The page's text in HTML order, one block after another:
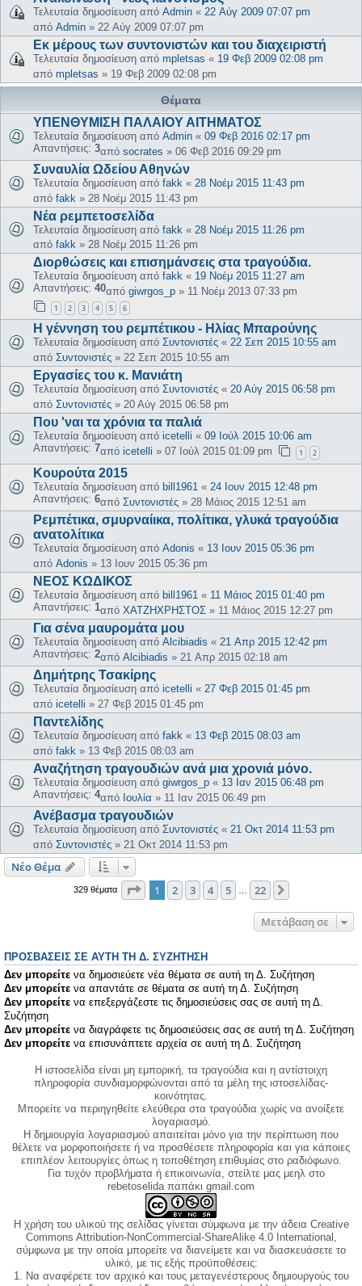
Τελευταία δημοσίευση από Admin « 22 Αύγ 2009 07:07 pm
από Admin » 22 Αύγ 2009 07:07 pm
Εκ μέρους των συντονιστών και του διαχειριστή
Τελευταία δημοσίευση από mpletsas « 19 Φεβ 2009 02:08 pm
από mpletsas » 19 Φεβ 2009 02:08 pm
Θέματα
ΥΠΕΝΘΥΜΙΣΗ ΠΑΛΑΙΟΥ ΑΙΤΗΜΑΤΟΣ
Τελευταία δημοσίευση από Admin « 09 Φεβ 2016 02:17 pm
Απαντήσεις: 3από socrates » 06 Φεβ 2016 09:29 pm
Συναυλία Ωδείου Αθηνών
Τελευταία δημοσίευση από fakk « 28 Νοέμ 2015 11:43 pm
από fakk » 28 Νοέμ 2015 11:43 pm
Νέα ρεμπετοσελίδα
Τελευταία δημοσίευση από fakk « 28 Νοέμ 2015 11:26 pm
από fakk » 28 Νοέμ 2015 11:26 pm
Διορθώσεις και επισημάνσεις στα τραγούδια.
Τελευταία δημοσίευση από fakk « 19 Νοέμ 2015 11:27 am
Απαντήσεις: 40από giwrgos_p » 11 Νοέμ 2013 07:33 pm
1 2 3 4 5 6
Η γέννηση του ρεμπέτικου - Ηλίας Μπαρούνης
Τελευταία δημοσίευση από Συντονιστές « 22 Σεπ 2015 10:55 am
από Συντονιστές » 22 Σεπ 2015 10:55 am
Εργασίες του κ. Μανιάτη
Τελευταία δημοσίευση από Συντονιστές « 20 Αύγ 2015 06:58 pm
από Συντονιστές » 20 Αύγ 2015 06:58 pm
Που 'ναι τα χρόνια τα παλιά
Τελευταία δημοσίευση από icetelli « 09 Ιούλ 2015 10:06 am
Απαντήσεις: 7από icetelli » 07 Ιούλ 2015 01:09 pm 1 2
Κουρούτα 2015
Τελευταία δημοσίευση από bill1961 « 24 Ιουν 2015 12:48 pm
Απαντήσεις: 6από Συντονιστές » 28 Μάιος 2015 12:51 am
Ρεμπέτικα, σμυρναίικα, πολίτικα, γλυκά τραγούδια
ανατολίτικα
Τελευταία δημοσίευση από Adonis « 13 Ιουν 2015 05:36 pm
από Adonis » 13 Ιουν 2015 05:36 pm
ΝΕΟΣ ΚΩΔΙΚΟΣ
Τελευταία δημοσίευση από bill1961 « 11 Μάιος 2015 01:40 pm
Απαντήσεις: 1από ΧΑΤΖΗΧΡΗΣΤΟΣ » 11 Μάιος 2015 12:27 pm
Για σένα μαυρομάτα μου
Τελευταία δημοσίευση από Alcibiadis « 21 Απρ 2015 12:42 pm
Απαντήσεις: 2από Alcibiadis » 21 Απρ 2015 02:18 am
Δημήτρης Τσακίρης
Τελευταία δημοσίευση από icetelli « 27 Φεβ 2015 01:45 pm
από icetelli » 27 Φεβ 2015 01:45 pm
Παντελίδης
Τελευταία δημοσίευση από fakk « 13 Φεβ 2015 08:03 am
από fakk » 13 Φεβ 2015 08:03 am
Αναζήτηση τραγουδιών ανά μια χρονιά μόνο.
Τελευταία δημοσίευση από giwrgos_p « 13 Ιαν 2015 06:48 pm
Απαντήσεις: 4από Ιουλία » 11 Ιαν 2015 06:49 pm
Ανέβασμα τραγουδιών
Τελευταία δημοσίευση από Συντονιστές « 21 Οκτ 2014 11:53 pm
από Συντονιστές » 21 Οκτ 2014 11:53 pm
Νέο Θέμα
329 θέματα Σελίδα από22
1 2 3 4 5 22
Μετάβαση σε
ΠΡΟΣΒΆΣΕΙΣ ΣΕ ΑΥΤΉ ΤΗ Δ. ΣΥΖΉΤΗΣΗ
Δεν μπορείτε να δημοσιεύετε νέα θέματα σε αυτή τη Δ. Συζήτηση
Δεν μπορείτε να απαντάτε σε θέματα σε αυτή τη Δ. Συζήτηση
Δεν μπορείτε να επεξεργάζεστε τις δημοσιεύσεις σας σε αυτή τη Δ.
Συζήτηση
Δεν μπορείτε να διαγράφετε τις δημοσιεύσεις σας σε αυτή τη Δ. Συζήτηση
Δεν μπορείτε να επισυνάπτετε αρχεία σε αυτή τη Δ. Συζήτηση
Η ιστοσελίδα είναι μη εμπορική, τα τραγούδια και η αντίστοιχη
πληροφορία συνδιαμορφώνονται από τα μέλη της ιστοσελίδας-
κοινότητας.
Μπορείτε να περιηγηθείτε ελεύθερα στα τραγούδια χωρίς να ανοίξετε
λογαριασμό.
Η δημιουργία λογαριασμού απαιτείται μόνο για την περίπτωση που
θέλετε να μορφοποιήσετε ή να προσθέσετε πληροφορία και για κάποιες
επιπλέον λειτουργίες όπως η τοποθέτηση επιθυμίας στο ραδιόφωνο.
Για τυχόν προβλήματα ή επικοινωνία, στείλτε μας μεηλ στο
rebetoselida παπάκι gmail.com
Η χρήση του υλικού της σελίδας γίνεται σύμφωνα με την άδεια Creative
Commons Attribution-NonCommercial-ShareAlike 4.0 International,
σύμφωνα με την οποία μπορείτε να διανείμετε και να διασκευάσετε το
υλικό, με τις εξής προϋποθέσεις:
1. Να αναφέρετε τον αρχικό και τους μεταγενέστερους δημιουργούς του